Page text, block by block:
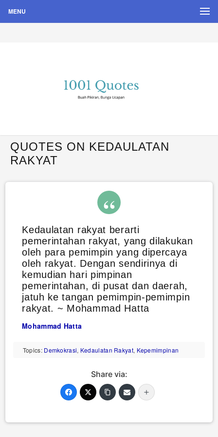
MENU
Quote Hari Puisi
QUOTES ON KEDAULATAN
RAKYAT
Kedaulatan rakyat berarti
pemerintahan rakyat, yang dilakukan
oleh para pemimpin yang dipercaya
oleh rakyat. Dengan sendirinya di
kemudian hari pimpinan
pemerintahan, di pusat dan daerah,
jatuh ke tangan pemimpin-pemimpin
rakyat. ~ Mohammad Hatta
Mohammad Hatta
Topics: Demkokrasi, Kedaulatan Rakyat, Kepemimpinan
Share via: